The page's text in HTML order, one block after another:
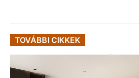
TOVÁBBI CIKKEK